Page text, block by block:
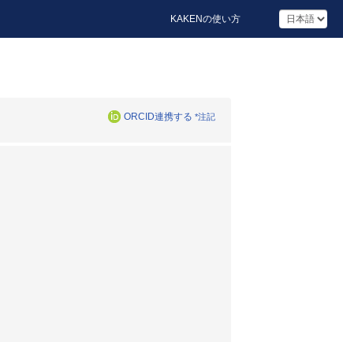
KAKENの使い方
ORCID連携する *注記